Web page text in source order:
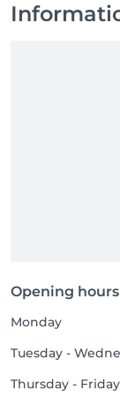
Opening hours
Monday
Tuesday -
Thursday - Friday